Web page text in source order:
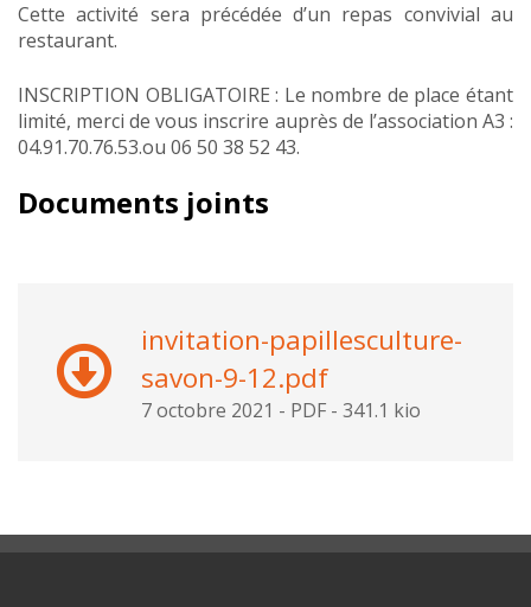
Cette activité sera précédée d’un repas convivial au
restaurant.
INSCRIPTION OBLIGATOIRE : Le nombre de place étant
limité, merci de vous inscrire auprès de l’association A3 :
04.91.70.76.53.ou 06 50 38 52 43.
Documents joints
invitation-papillesculture-
savon-9-12.pdf
7 octobre 2021 - PDF - 341.1 kio